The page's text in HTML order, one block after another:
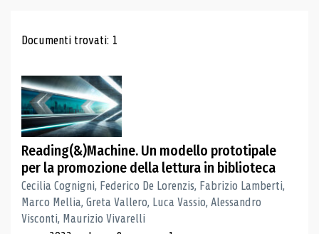
Risultati di ricerca
Documenti trovati: 1
Reading(&)Machine. Un modello prototipale
per la promozione della lettura in biblioteca
Cecilia Cognigni, Federico De Lorenzis, Fabrizio Lamberti,
Marco Mellia, Greta Vallero, Luca Vassio, Alessandro
Visconti, Maurizio Vivarelli